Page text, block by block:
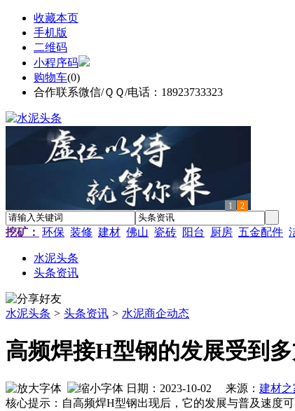
收藏本页
手机版
二维码
小程序码
购物车(0)
合作联系微信/ＱＱ/电话：18923733323
1 2
挖矿： 环保 装修 建材 佛山 瓷砖 阳台 厨房 五金配件
水泥头条
头条资讯
水泥头条 > 头条资讯 > 水泥商企动态
高频焊接H型钢的发展受到
日期：2023-10-02 来源： 建材之
核心提示：自高频焊H型钢出现后，它的发展与普及速度